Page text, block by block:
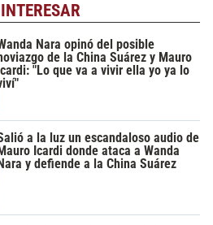
Nara opinó del posible
de la China Suárez y Mauro
"Lo que va a vivir ella yo ya lo
a la luz un escandaloso audio de
Mauro Icardi donde ataca a Wanda
Nara y defiende a la China Suárez